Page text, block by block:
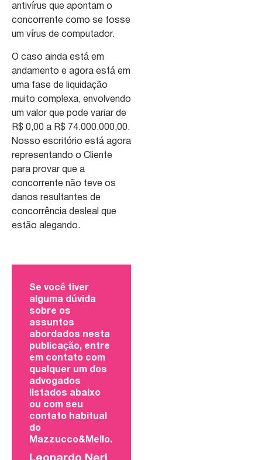
antivírus que apontam o
concorrente como se fosse
um vírus de computador.
O caso ainda está em
andamento e agora está em
uma fase de liquidação
muito complexa, envolvendo
um valor que pode variar de
R$ 0,00 a R$ 74.000.000,00.
Nosso escritório está agora
representando o Cliente
para provar que a
concorrente não teve os
danos resultantes de
concorrência desleal que
estão alegando.
Se você tiver
alguma dúvida
sobre os
assuntos
abordados nesta
publicação, entre
em contato com
qualquer um dos
advogados
listados abaixo
ou com seu
contato habitual
do
Mazzucco&Mello.